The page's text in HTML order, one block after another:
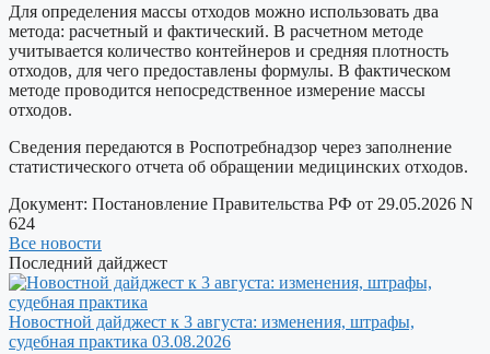
Для определения массы отходов можно использовать два
метода: расчетный и фактический. В расчетном методе
учитывается количество контейнеров и средняя плотность
отходов, для чего предоставлены формулы. В фактическом
методе проводится непосредственное измерение массы
отходов.
Сведения передаются в Роспотребнадзор через заполнение
статистического отчета об обращении медицинских отходов.
Документ: Постановление Правительства РФ от 29.05.2026 N
624
Все новости
Последний дайджест
Новостной дайджест к 3 августа: изменения, штрафы,
судебная практика 03.08.2026